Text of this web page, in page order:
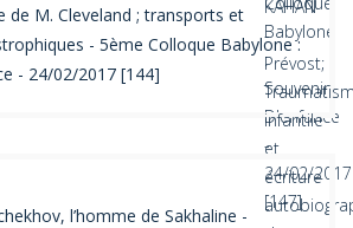
de M. Cleveland ; transports et
- 5ème Colloque Babylone :
- 24/02/2017 [144]
l’homme de Sakhaline -